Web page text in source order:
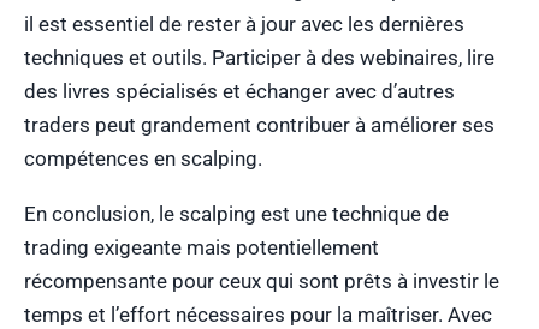
il est essentiel de rester à jour avec les dernières
techniques et outils. Participer à des webinaires, lire
des livres spécialisés et échanger avec d’autres
traders peut grandement contribuer à améliorer ses
compétences en scalping.
En conclusion, le scalping est une technique de
trading exigeante mais potentiellement
récompensante pour ceux qui sont prêts à investir le
temps et l’effort nécessaires pour la maîtriser. Avec